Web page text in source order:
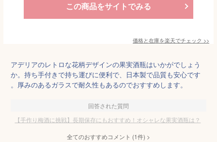
この商品をサイトでみる
価格と在庫を楽天でチェック >>
アデリアのレトロな花柄デザインの果実酒瓶はいかがでしょう
か。持ち手付きで持ち運びに便利で、日本製で品質も安心です
。厚みのあるガラスで耐久性もあるのでおすすめします。
回答された質問
【手作り梅酒に挑戦】長期保存にもおすすめ！オシャレな果実酒瓶は？
全てのおすすめコメント (1件) >